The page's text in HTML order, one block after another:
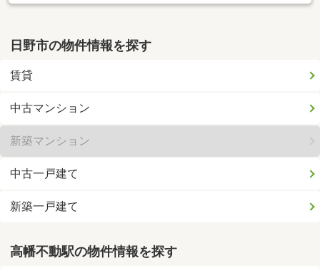
日野市の物件情報を探す
賃貸
中古マンション
新築マンション
中古一戸建て
新築一戸建て
高幡不動駅の物件情報を探す